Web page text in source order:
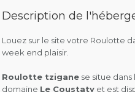
Description de
Louez sur le site votre Roulotte
week end plaisir.
Roulotte tzigane se situe
domaine Le Coustaty et est